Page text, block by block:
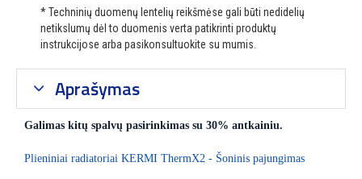
* Techninių duomenų lentelių reikšmėse gali būti nedidelių
netikslumų dėl to duomenis verta patikrinti produktų
instrukcijose arba pasikonsultuokite su mumis.
Aprašymas
Galimas kitų spalvų pasirinkimas su 30% antkainiu.
Plieniniai radiatoriai KERMI ThermX2 - Šoninis pajungimas